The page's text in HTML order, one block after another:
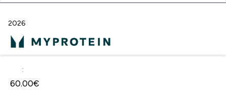
:
60.00€‎
2026